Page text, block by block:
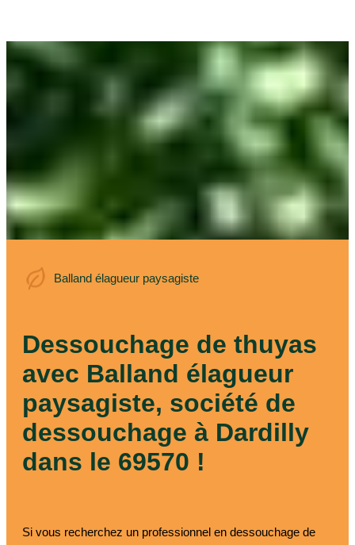
Balland élagueur paysagiste
Balland élagueur
Dessouchage de thuyas
avec Balland élagueur
paysagiste, société de
dessouchage à Dardilly
dans le 69570 !
Si vous recherchez un professionnel en dessouchage de